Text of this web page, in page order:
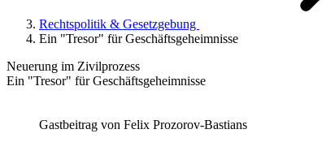
Rechtspolitik & Gesetzgebung
Ein "Tresor" für Geschäftsgeheimnisse
Neuerung im Zivilprozess
Ein "Tresor" für Geschäftsgeheimnisse
Gastbeitrag von Felix Prozorov-Bastians